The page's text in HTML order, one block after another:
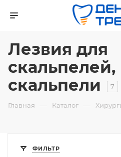
Лезвия для
скальпелей,
скальпели
7
Главная — Каталог —
ФИЛЬТР